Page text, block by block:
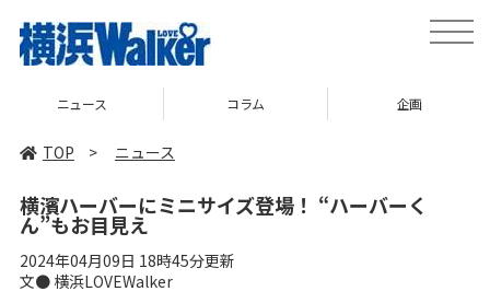
toggle
ニュース コラム 企画
TOP > ニュース
横濱ハーバーにミニサイズ登場！ “ハーバーく
ん”もお目見え
2024年04月09日 18時45分更新
文● 横浜LOVEWalker